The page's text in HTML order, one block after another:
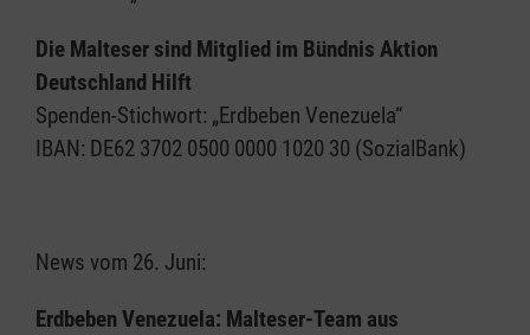
Die Malteser sind Mitglied im Bündnis Aktion
Deutschland Hilft
Spenden-Stichwort: „Erdbeben Venezuela“
IBAN: DE62 3702 0500 0000 1020 30 (SozialBank)
News vom 26. Juni:
Erdbeben Venezuela: Malteser-Team aus